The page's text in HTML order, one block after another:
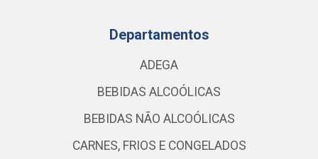
Departamentos
ADEGA
BEBIDAS ALCOÓLICAS
BEBIDAS NÃO ALCOÓLICAS
CARNES, FRIOS E CONGELADOS